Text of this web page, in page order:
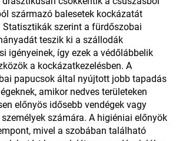
származó balesetek kockázatát
Statisztikák szerint a fürdőszobai
teszik ki a szállodák
igényeinek, így ezek a védőlábbelik
a kockázatkezelésben. A
papucsok által nyújtott jobb tapadás
amikor nedves területeken
előnyös idősebb vendégek vagy
számára. A higiéniai előnyök
mivel a szobában található